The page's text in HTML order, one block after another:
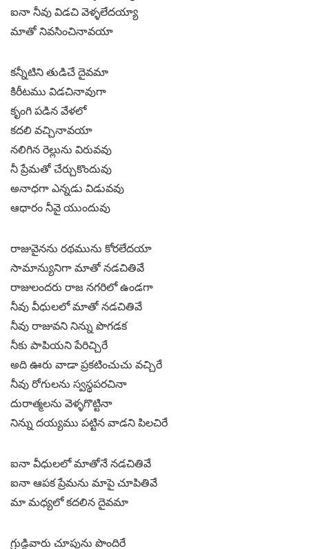
ఐనా నీవు విడచి వెళ్ళలేదయ్యా
మాతో నివసించినావయా
కన్నీటిని తుడిచే దైవమా
కిరీటము విడచినావుగా
కృంగి పడిన వేళలో
కదలి వచ్చినావయా
నలిగిన రెల్లును విరువవు
నీ ప్రేమతో చేర్చుకొందువు
అనాధగా ఎన్నడు విడువవు
ఆధారం నీవై యుందువు
రాజువైనను రథమును కోరలేదయా
సామాన్యునిగా మాతో నడచితివే
రాజులందరు రాజ నగరిలో ఉండగా
నీవు వీధులలో మాతో నడచితివే
నీవు రాజువని నిన్ను పొగడక
నీకు పాపియని పేరిచ్చిరే
అది ఊరు వాడా ప్రకటించుచు వచ్చిరే
నీవు రోగులను స్వస్థపరచినా
దురాత్మలను వెళ్ళగొట్టినా
నిన్ను దయ్యము పట్టిన వాడని పిలచిరే
ఐనా వీధులలో మాతోనే నడచితివే
ఐనా ఆపక ప్రేమను మాపై చూపితివే
మా మధ్యలో కదలిన దైవమా
గ్రుడ్డివారు చూపును పొందిరే